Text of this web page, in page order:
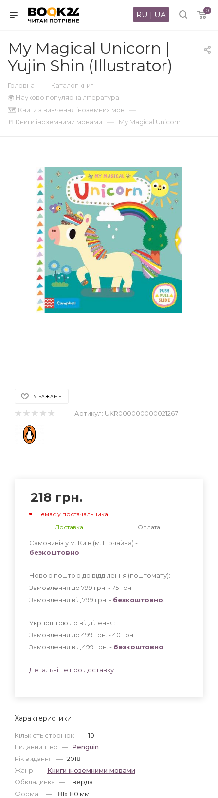
0
RU | UA
My Magical Unicorn |
Yujin Shin (Illustrator)
Головна — Каталог книг —
🌍 Науково популярна література —
🗺 Книги з вивчення іноземних мов —
📒 Книги іноземними мовами — My Magical Unicorn
У БАЖАНЕ
Артикул: UKR000000000021267
Характеристики
Кількість сторінок — 10
Видавництво — Penguin
Рік видання — 2018
Жанр — Книги іноземними мовами
Обкладинка — Тверда
Формат — 181x180 мм
218 грн.
Немає у постачальника
Доставка
Оплата
Самовивіз у м. Київ (м. Почайна) -
безкоштовно
Новою поштою до відділення (поштомату):
Замовлення до 799 грн. - 75 грн
Замовлення від 799 грн. - безкоштовно
Укрпоштою до відділення:
Замовлення до 499 грн. - 40 грн
Замовлення від 499 грн. - безкоштовно
Детальніше про доставку